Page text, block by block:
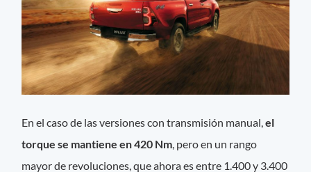
En el caso de las versiones con transmisión manual,el
torque se mantiene en 420 Nm , pero en un rango
mayor de revoluciones, que ahora es entre 1.400 y 3.400